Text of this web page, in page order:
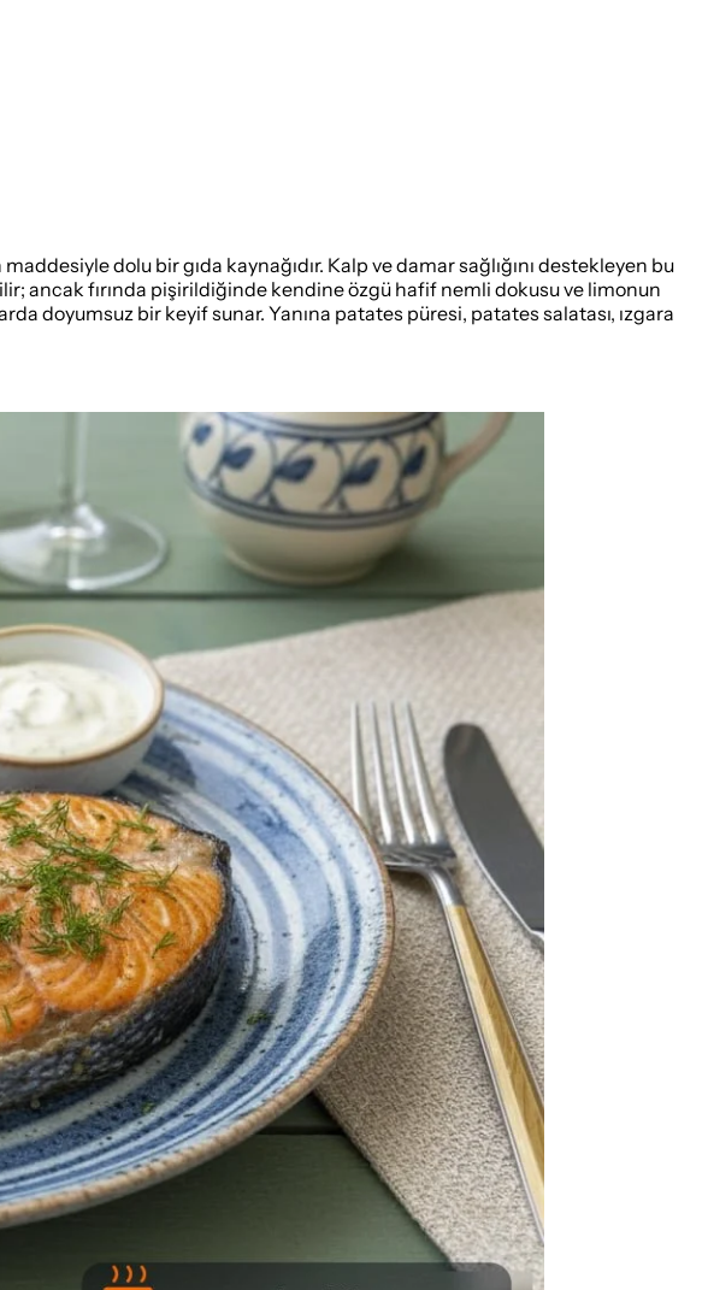
dolu bir gıda kaynağıdır. Kalp ve damar sağlığını destekleyen bu
ancak fırında pişirildiğinde kendine özgü hafif nemli dokusu ve limonun
doyumsuz bir keyif sunar. Yanına patates püresi, patates salatası, ızgara